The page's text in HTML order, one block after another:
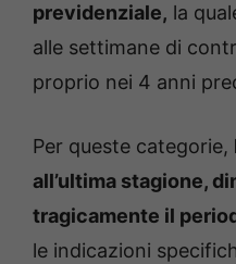
previdenziale, la
alle settimane di
proprio nei 4 anni
Per queste categorie,
all’ultima stagione,
tragicamente il
le indicazioni